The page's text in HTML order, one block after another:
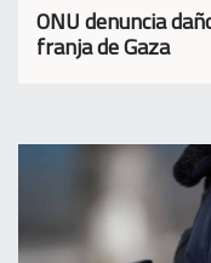
ONU denuncia
franja de Gaza